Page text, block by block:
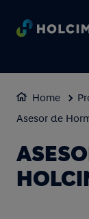
Home
Asesor de